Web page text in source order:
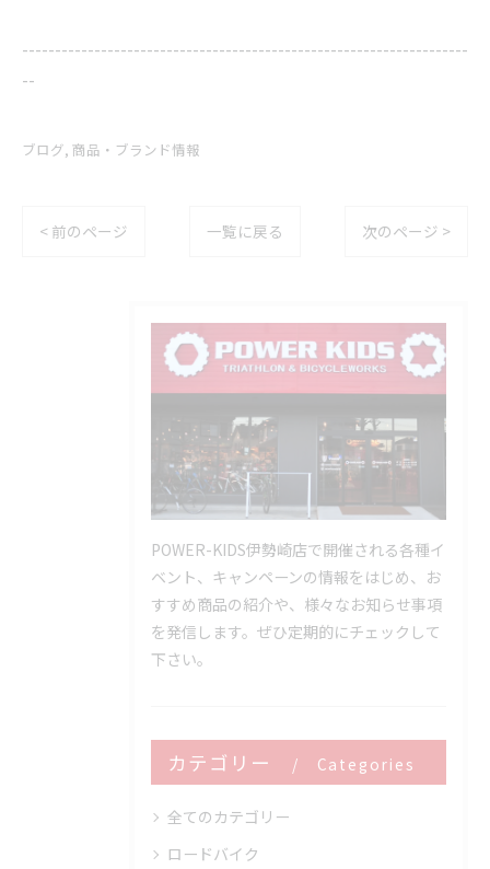
--------------------------------------------------------------------
--
ブログ 商品・ブランド情報
< 前のページ 一覧に戻る 次のページ >
POWER-KIDS伊勢崎店で開催される各種イ
ベント、キャンペーンの情報をはじめ、お
すすめ商品の紹介や、様々なお知らせ事項
を発信します。ぜひ定期的にチェックして
下さい。
カテゴリー Categories
全てのカテゴリー
ロードバイク